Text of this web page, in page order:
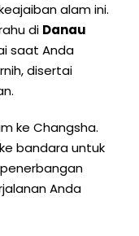
alam ini.
di Danau
saat Anda
disertai
ke Changsha.
bandara untuk
Anda